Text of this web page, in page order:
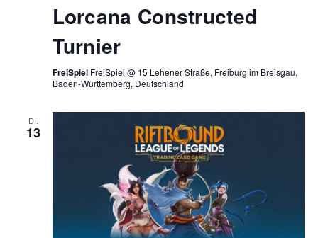
Lorcana Constructed
Turnier
FreiSpiel FreiSpiel @ 15 Lehener Straße, Freiburg im Breisgau,
Baden-Württemberg, Deutschland
DI.
13